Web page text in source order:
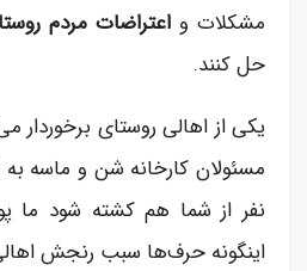
مشکلات واعتراضات مردم
حل کنند.
یکی از اهالی روستای
مسئولان کارخانه شن و ماسه به
نفر از شما هم کشته شود ما
اینگونه حرف‌ها سبب رنجش